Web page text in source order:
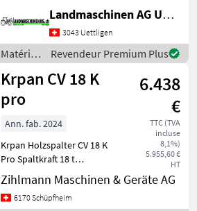
gross dimensionierten
geräuscharmen
Graugusspumpe
ausgerüstet. Der Öl Tank
fasst 45l.
Landmaschinen AG Uettligen
3043 Uettligen
Matériels
forestiers
et
matériels
pour le
travail
Krpan
Revendeur Premium Plus
Krpan CV 18 K
pro
6.438
€
TTC (TVA
incluse
8,1%)
5.955,60 €
HT
Ann. fab. 2024
Krpan Holzspalter CV 18 K
Pro Spaltkraft 18 t
Zylinderhub 970 mm
Spalthöhe 550/1100 mm
Tankinhalt Hydrauliköl 35 l
Zihlmann Maschinen & Geräte AG
6170 Schüpfheim